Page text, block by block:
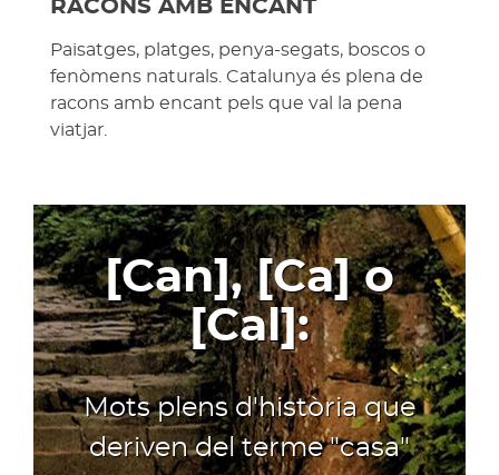
RACONS AMB ENCANT
Paisatges, platges, penya-segats, boscos o
fenòmens naturals. Catalunya és plena de
racons amb encant pels que val la pena
viatjar.
[Can], [Ca] o
[Cal]:
Mots plens d'història que
deriven del terme "casa"